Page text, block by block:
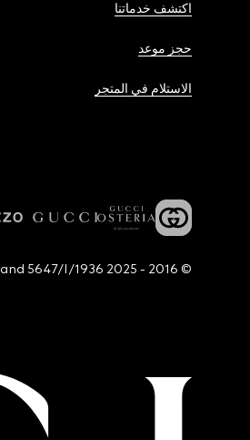
اكتشف خدماتنا
حجز موعد
الاستلام في المتجر
© 2016 - 2025 Guccio Gucci S.p.A. - All rights reserved. SIAE LICENCE # 2294/I/1936 and 5647/I/1936